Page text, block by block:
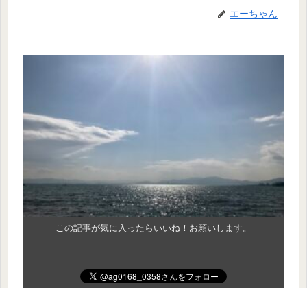
エーちゃん
この記事が気に入ったらいいね！お願いします。